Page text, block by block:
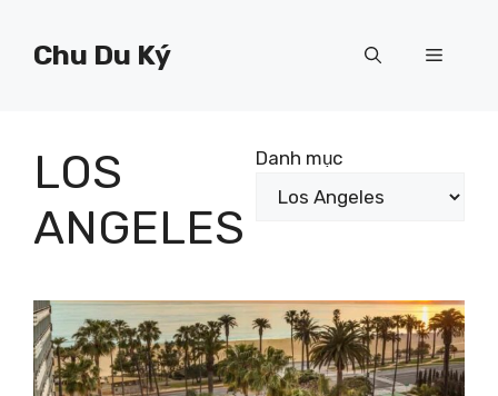
Chu Du Ký Menu
LOS
ANGELES
Danh mục